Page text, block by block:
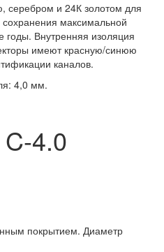
серебром и 24К золотом для
максимальной
годы. Внутренняя изоляция
имеют красную/синюю
каналов.
4,0 мм.
4.0
покрытием. Диаметр